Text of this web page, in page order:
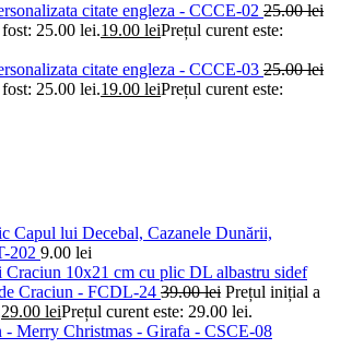
citate engleza - CCCE-02 25.00lei
25.00 lei.19.00 leiPrețul curent este:
citate engleza - CCCE-03 25.00lei
25.00 lei.19.00 leiPrețul curent este:
Capul lui Decebal, Cazanele Dunării,
202 9.00 lei
Craciun 10x21 cm cu plic DL albastru sidef
Craciun - FCDL-24 39.00lei Prețul inițial a
29.00 leiPrețul curent este: 29.00 lei.
- Merry Christmas - Girafa - CSCE-08